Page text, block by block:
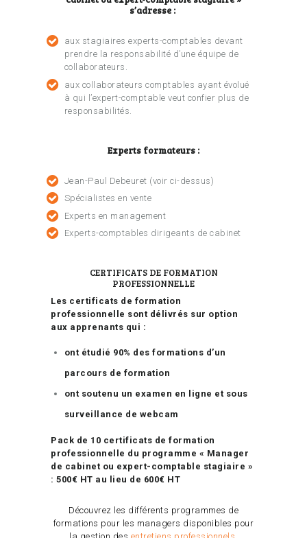
s’adresse :
aux stagiaires experts-comptables devant
prendre la responsabilité d’une équipe de
collaborateurs.
aux collaborateurs comptables ayant évolué
à qui l’expert-comptable veut confier plus de
responsabilités.
Experts formateurs :
Jean-Paul Debeuret (voir ci-dessus)
Spécialistes en vente
Experts en management
Experts-comptables dirigeants de cabinet
CERTIFICATS DE FORMATION
PROFESSIONNELLE
Les certificats de formation
professionnelle sont délivrés sur option
aux apprenants qui :
ont étudié 90% des formations d’un
parcours de formation
ont soutenu un examen en ligne et sous
surveillance de webcam
Pack de 10 certificats de formation
professionnelle du programme « Manager
de cabinet ou expert-comptable stagiaire »
: 500€ HT au lieu de 600€ HT
Découvrez les différents programmes de
formations pour les managers disponibles pour